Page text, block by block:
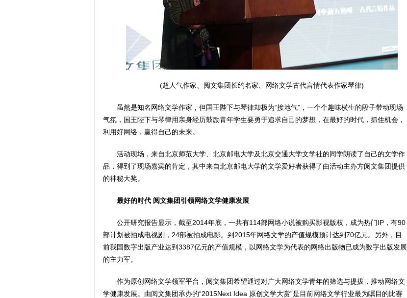
(超人气作家、阅文集团长约名家、网络文学古代言情代表作家琴律)
虽然是知名网络文学作家，但国王陛下与琴律却极为“接地气”，一个个趣味横生的段子带动现场
气氛，国王陛下与琴律用亲身经历鼓励青年学生要勇于追求自己的梦想，在最好的时代，抓住机会，
利用好网络，赢得自己的未来。
活动现场，来自北京师范大学、北京邮电大学及北京交通大学文学社的同学朗读了自己的文学作
品，得到了现场嘉宾的肯定，其中来自北京邮电大学的文学爱好者获得了由活动主办方阅文集团提供
的神秘大奖。
最好的时代 阅文集团引领网络文学健康发展
公开研究报告显示，截至2014年底，一共有114部网络小说被购买影视版权，成为热门IP，有90
部计划被拍成电视剧，24部被拍成电影。到2015年网络文学的产值规模预计达到70亿元。另外，目
前我国数字出版产业达到3387亿元的产值规模，以网络文学为代表的网络出版物已成为数字出版发展
的主力军。
作为原创网络文学领军平台，阅文集团希望通过对广大网络文学青年的筛选与提拔，推动网络文
学健康发展。由阅文集团承办的“2015Next Idea 原创文学大赏”是目前网络文学行业最为瞩目的比赛